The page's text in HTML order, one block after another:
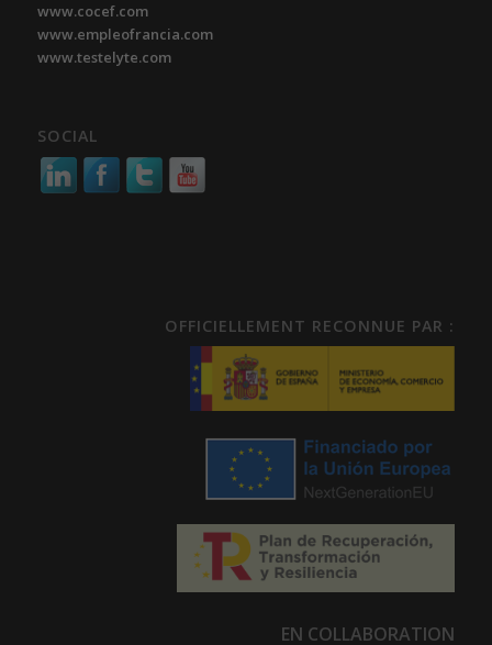
www.cocef.com
www.empleofrancia.com
www.testelyte.com
SOCIAL
OFFICIELLEMENT RECONNUE PAR :
EN COLLABORATION